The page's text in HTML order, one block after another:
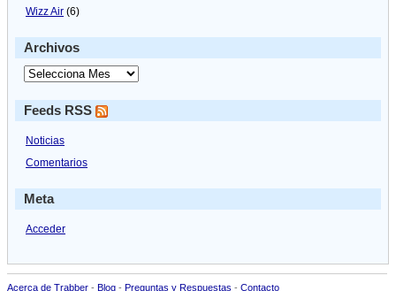
Wizz Air (6)
Archivos
Feeds RSS
Noticias
Comentarios
Meta
Acceder
Acerca de Trabber - Blog - Preguntas y Respuestas - Contacto